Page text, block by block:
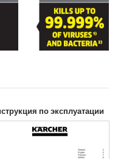
по эксплуатации